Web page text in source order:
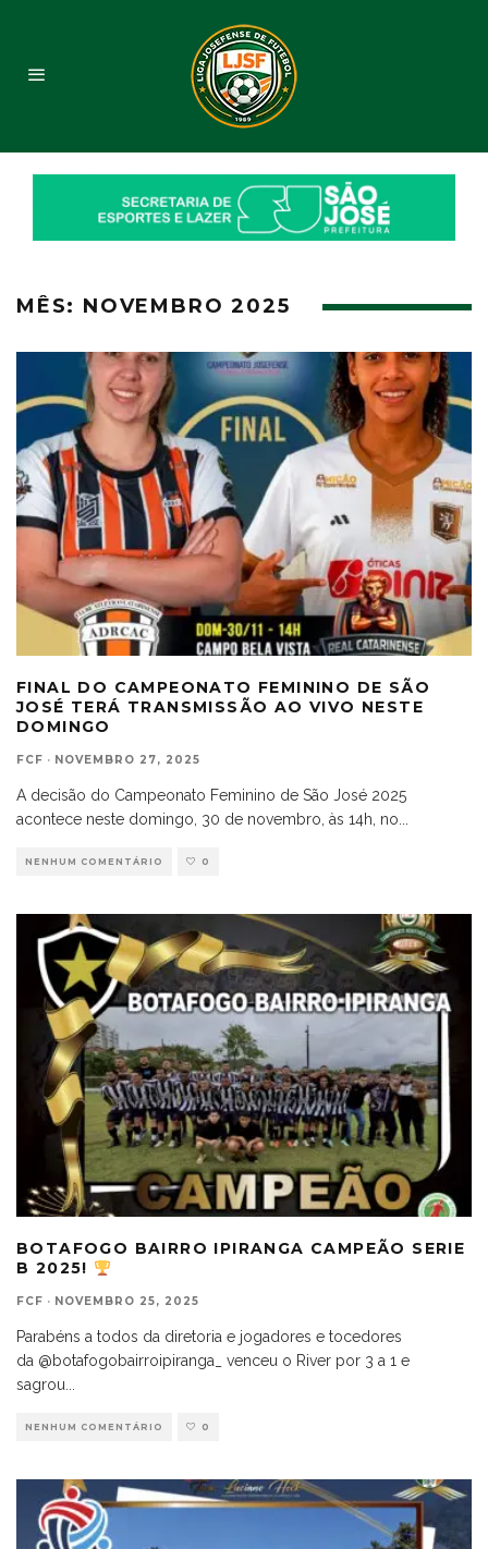
MÊS: NOVEMBRO 2025
FINAL DO CAMPEONATO FEMININO DE SÃO
JOSÉ TERÁ TRANSMISSÃO AO VIVO NESTE
DOMINGO
FCF · NOVEMBRO 27, 2025
A decisão do Campeonato Feminino de São José 2025
acontece neste domingo, 30 de novembro, às 14h, no
NENHUM COMENTÁRIO 0
BOTAFOGO BAIRRO IPIRANGA CAMPEÃO SERIE
B 2025!
FCF · NOVEMBRO 25, 2025
Parabéns a todos da diretoria e jogadores e tocedores
da @botafogobairroipiranga_ venceu o River por 3 a 1 e
sagrou...
NENHUM COMENTÁRIO 0